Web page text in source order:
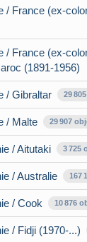
/ France (ex-
/ France (ex-
(1891-1956)
/ Gibraltar 29
/ Malte 29 907
/ Aitutaki 3 725
/ Australie 167
/ Cook 10 876
/ Fidji (1970-...)